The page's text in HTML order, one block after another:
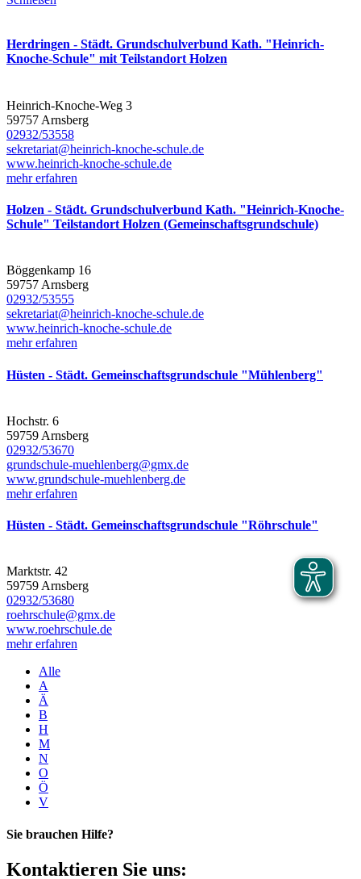
Herdringen - Städt. Grundschulverbund Kath. "Heinrich-
Knoche-Schule" mit Teilstandort Holzen
Heinrich-Knoche-Weg 3
59757 Arnsberg
02932/53558
sekretariat@heinrich-knoche-schule.de
www.heinrich-knoche-schule.de
mehr erfahren
Holzen - Städt. Grundschulverbund Kath. "Heinrich-Knoche-
Schule" Teilstandort Holzen (Gemeinschaftsgrundschule)
Böggenkamp 16
59757 Arnsberg
02932/53555
sekretariat@heinrich-knoche-schule.de
www.heinrich-knoche-schule.de
mehr erfahren
Hüsten - Städt. Gemeinschaftsgrundschule "Mühlenberg"
Hochstr. 6
59759 Arnsberg
02932/53670
grundschule-muehlenberg@gmx.de
www.grundschule-muehlenberg.de
mehr erfahren
Hüsten - Städt. Gemeinschaftsgrundschule "Röhrschule"
Marktstr. 42
59759 Arnsberg
02932/53680
roehrschule@​gmx.de
www.roehrschule.de
mehr erfahren
Alle
A
Ä
B
H
M
N
O
Ö
V
Sie brauchen Hilfe?
Kontaktieren Sie uns: